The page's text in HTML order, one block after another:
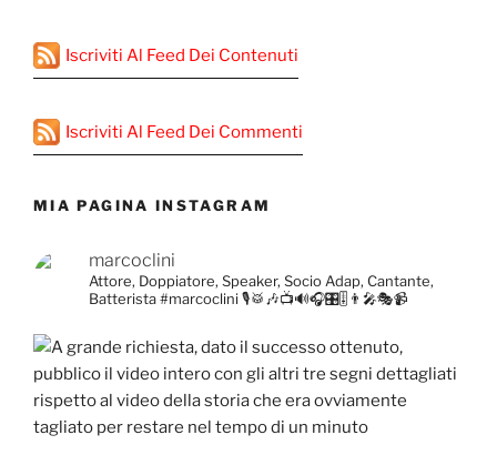
Iscriviti Al Feed Dei Contenuti
Iscriviti Al Feed Dei Commenti
MIA PAGINA INSTAGRAM
marcoclini
Attore, Doppiatore, Speaker, Socio Adap, Cantante,
Batterista#marcoclini 🎙️🥁🎶📺🔊🎧🎛️🎚️👨‍🎤🎭📹